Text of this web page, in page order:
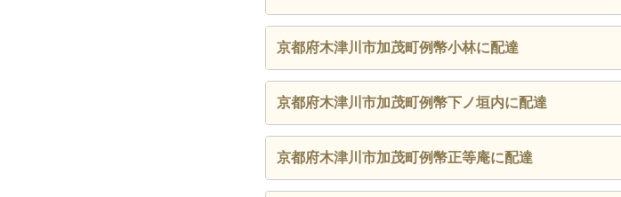
京都府木津川市加茂町例幣小林に配達
京都府木津川市加茂町例幣下ノ垣内に配達
京都府木津川市加茂町例幣正等庵に配達